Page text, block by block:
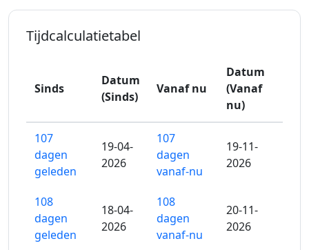
Tijdcalculatietabel
Sinds
Datum
(Sinds)
Vanaf nu
Datum
(Vanaf
nu)
107
dagen
geleden
19-04-
2026
107
dagen
vanaf-nu
19-11-
2026
108
dagen
geleden
18-04-
2026
108
dagen
vanaf-nu
20-11-
2026